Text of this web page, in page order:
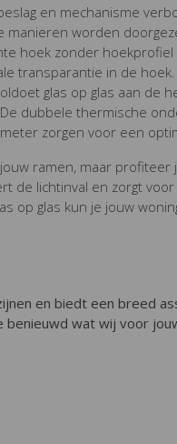
en mechanisme
manieren worden
hoek zonder hoekprofiel
transparantie in de hoek.
glas op glas aan de
dubbele thermische
zorgen voor een
ramen, maar
de lichtinval en zorgt
op glas kun je jouw
en biedt een breed
wat wij voor